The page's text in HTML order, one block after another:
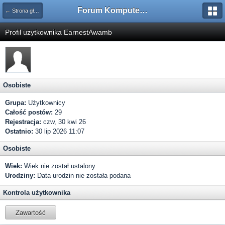
← Strona główna Forum Komputerowe PCFoster.pl
Profil użytkownika EarnestAwamb
Osobiste
Grupa: Użytkownicy
Całość postów: 29
Rejestracja: czw, 30 kwi 26
Ostatnio: 30 lip 2026 11:07
Osobiste
Wiek: Wiek nie został ustalony
Urodziny: Data urodzin nie została podana
Kontrola użytkownika
Zawartość